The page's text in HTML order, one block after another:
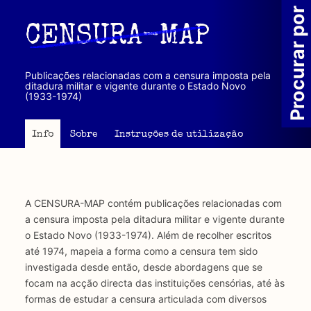
principal
CENSURA-MAP
Publicações relacionadas com a censura imposta pela
ditadura militar e vigente durante o Estado Novo
(1933-1974)
Info Sobre Instruções de utilização
A CENSURA-MAP contém publicações relacionadas com
a censura imposta pela ditadura militar e vigente durante
o Estado Novo (1933-1974). Além de recolher escritos
até 1974, mapeia a forma como a censura tem sido
investigada desde então, desde abordagens que se
focam na acção directa das instituições censórias, até às
formas de estudar a censura articulada com diversos
Procurar por